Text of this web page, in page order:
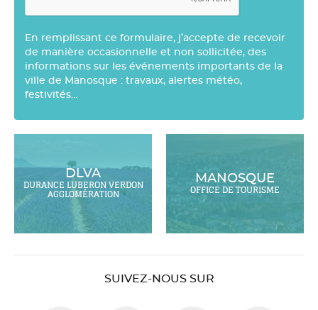
En remplissant ce formulaire, j’accepte de recevoir
de manière occasionnelle et non sollicitée, des
informations sur les événements importants de la
ville de Manosque : travaux, alertes météo,
festivités…
DLVA
DURANCE LUBERON VERDON
AGGLOMÉRATION
MANOSQUE
OFFICE DE TOURISME
SUIVEZ-NOUS SUR